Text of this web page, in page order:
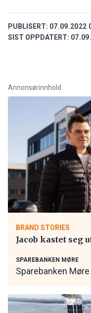
PUBLISERT: 07.09.2022
SIST OPPDATERT:
Annonsørinnhold
BRAND STORIES
Jacob kastet seg
SPAREBANKEN MØRE
Sparebanken Møre